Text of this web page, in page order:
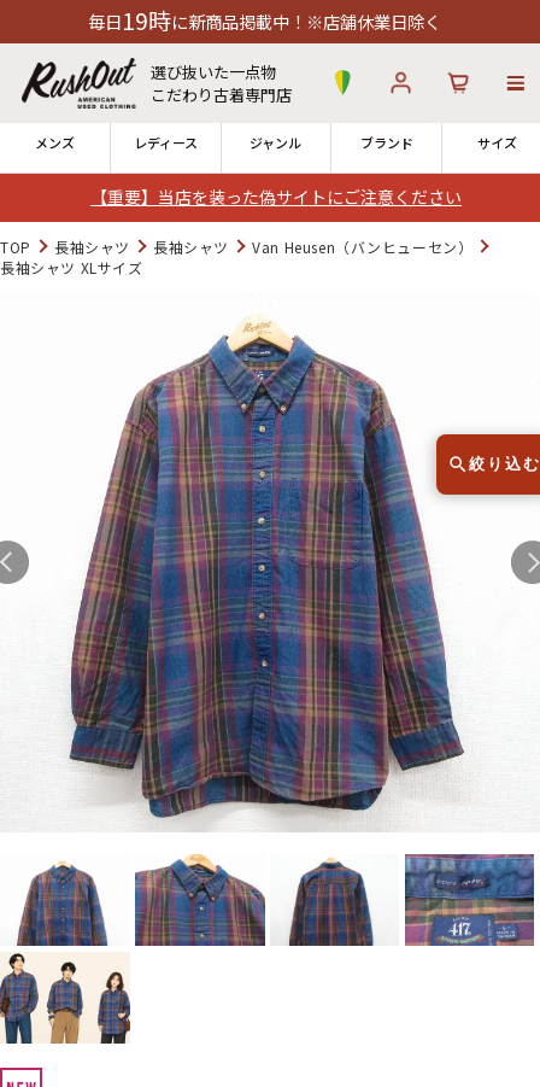
【重要】当店を装った偽サイトにご注意ください
に新商品掲載中！※店舗休業日除く
選び抜いた一点物
こだわり古着専門店
メンズ レディース ジャンル ブランド サイズ
ログイン
全国7店舗・公式通販の比較
発送について 12時までのご注文で当日出荷！
※対応不可：日祝、長期休暇、セール
Search by Hotword今週のHOTワード（7/29〜8/4）
1 Tシャツ USA製 2 映画 3 ミリタリー 4 スターウォーズ
5 ラルフローレン 6 大きいサイズ 7 アニメ 8 ディズニー
Search by Brandブランドから探す
ラルフ ローレン
ス
チャンピオン
パタゴニア
カーハート
アディダス
TOP 長袖シャツ 長袖シャツ
Van Heusen（バンヒューセン）
長袖シャツ XLサイズ
絞り込む